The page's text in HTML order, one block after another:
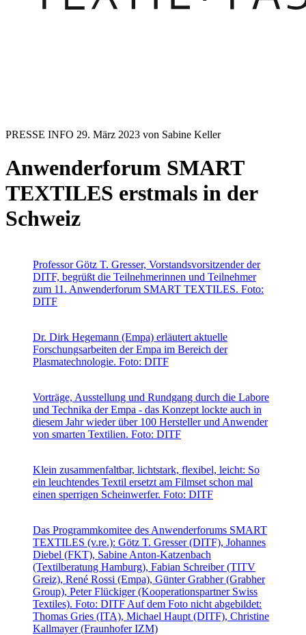
PRESSE INFO 29. März 2023 von Sabine Keller
Anwenderforum SMART
TEXTILES erstmals in der
Schweiz
Professor Götz T. Gresser, Vorstandsvorsitzender der
DITF, begrüßt die Teilnehmerinnen und Teilnehmer
zum 11. Anwenderforum SMART TEXTILES. Foto:
DITF
Dr. Dirk Hegemann (Empa) erläutert aktuelle
Forschungsarbeiten der Empa im Bereich der
Plasmatechnologie. Foto: DITF
Vorträge, Ausstellung und Rundgang durch die Labore
und Technika der Empa - das Konzept lockte auch in
diesem Jahr wieder über 100 Hersteller und Anwender
von smarten Textilien. Foto: DITF
Klein zusammenfaltbar, lichtstark, flexibel, leicht: So
ein leuchtendes Textil ersetzt am Filmset schon mal
einen sperrigen Scheinwerfer. Foto: DITF
Das Programmkomitee des Anwenderforums SMART
TEXTILES (v.re.): Götz T. Gresser (DITF), Johannes
Diebel (FKT), Sabine Anton-Katzenbach
(Textilberatung Hamburg), Fabian Schreiber (TITV
Greiz), René Rossi (Empa), Günter Grabher (Grabher
Group), Peter Flückiger (Kooperationspartner Swiss
Textiles). Foto: DITF Auf dem Foto nicht abgebildet:
Thomas Gries (ITA), Michael Haupt (DITF), Christine
Kallmayer (Fraunhofer IZM)